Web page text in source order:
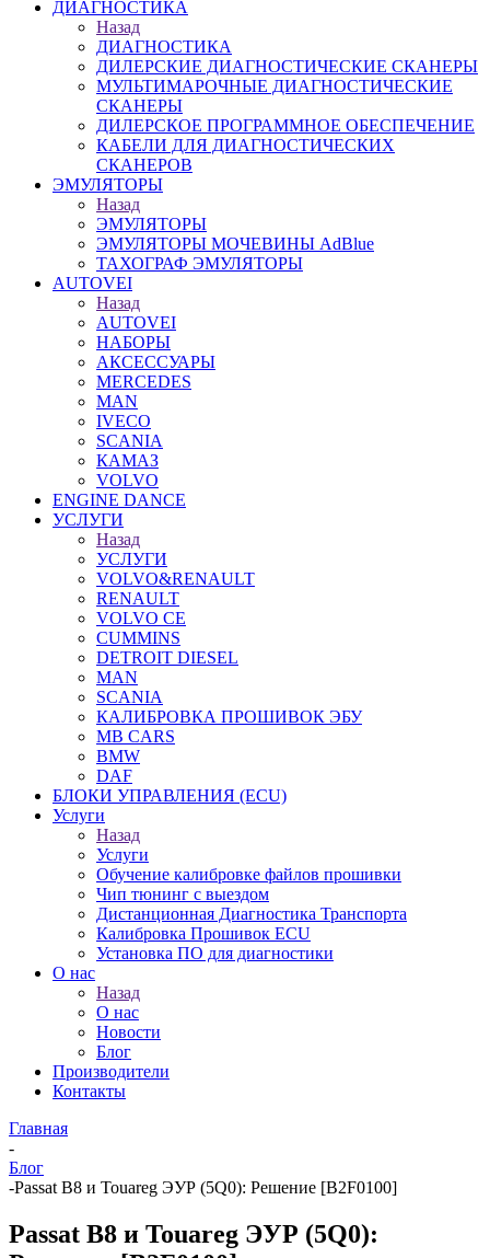
ДИАГНОСТИКА
Назад
ДИАГНОСТИКА
ДИЛЕРСКИЕ ДИАГНОСТИЧЕСКИЕ СКАНЕРЫ
МУЛЬТИМАРОЧНЫЕ ДИАГНОСТИЧЕСКИЕ
СКАНЕРЫ
ДИЛЕРСКОЕ ПРОГРАММНОЕ ОБЕСПЕЧЕНИЕ
КАБЕЛИ ДЛЯ ДИАГНОСТИЧЕСКИХ
СКАНЕРОВ
ЭМУЛЯТОРЫ
Назад
ЭМУЛЯТОРЫ
ЭМУЛЯТОРЫ МОЧЕВИНЫ АdBlue
ТАХОГРАФ ЭМУЛЯТОРЫ
AUTOVEI
Назад
AUTOVEI
НАБОРЫ
АКСЕССУАРЫ
MERCEDES
MAN
IVECO
SCANIA
КАМАЗ
VOLVO
ENGINE DANCE
УСЛУГИ
Назад
УСЛУГИ
VOLVO&RENAULT
RENAULT
VOLVO CE
CUMMINS
DETROIT DIESEL
MAN
SCANIA
КАЛИБРОВКА ПРОШИВОК ЭБУ
MB CARS
BMW
DAF
БЛОКИ УПРАВЛЕНИЯ (ECU)
Услуги
Назад
Услуги
Обучение калибровке файлов прошивки
Чип тюнинг с выездом
Дистанционная Диагностика Транспорта
Калибровка Прошивок ECU
Установка ПО для диагностики
О нас
Назад
О нас
Новости
Блог
Производители
Контакты
Главная
-
Блог
-Passat B8 и Touareg ЭУР (5Q0): Решение [B2F0100]
Passat B8 и Touareg ЭУР (5Q0):